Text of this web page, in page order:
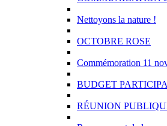
Nettoyons la nature !
OCTOBRE ROSE
Commémoration 11
BUDGET
RÉUNION